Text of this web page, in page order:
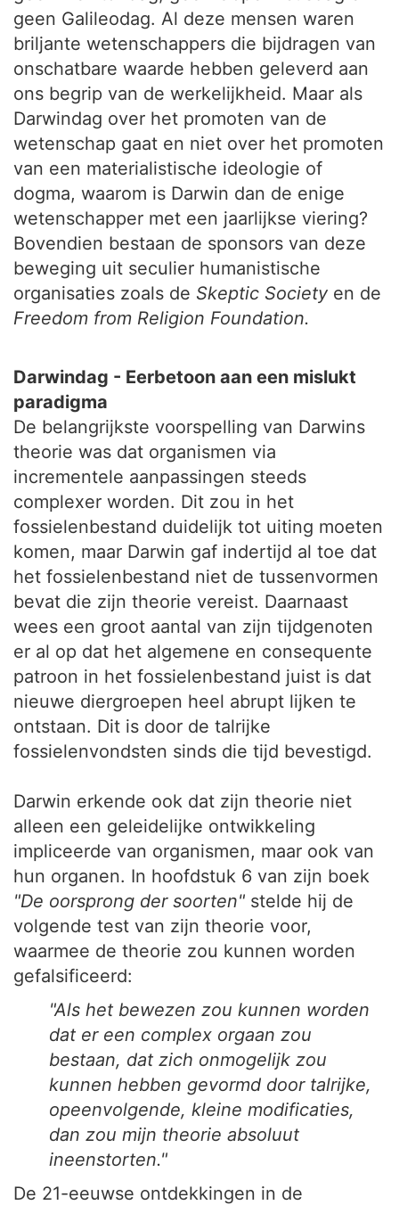
geen Galileodag. Al deze mensen waren
briljante wetenschappers die bijdragen van
onschatbare waarde hebben geleverd aan
ons begrip van de werkelijkheid. Maar als
Darwindag over het promoten van de
wetenschap gaat en niet over het promoten
van een materialistische ideologie of
dogma, waarom is Darwin dan de enige
wetenschapper met een jaarlijkse viering?
Bovendien bestaan de sponsors van deze
beweging uit seculier humanistische
organisaties zoals de Skeptic Society en de
Freedom from Religion Foundation.
Darwindag - Eerbetoon aan een mislukt
paradigma
De belangrijkste voorspelling van Darwins
theorie was dat organismen via
incrementele aanpassingen steeds
complexer worden. Dit zou in het
fossielenbestand duidelijk tot uiting moeten
komen, maar Darwin gaf indertijd al toe dat
het fossielenbestand niet de tussenvormen
bevat die zijn theorie vereist. Daarnaast
wees een groot aantal van zijn tijdgenoten
er al op dat het algemene en consequente
patroon in het fossielenbestand juist is dat
nieuwe diergroepen heel abrupt lijken te
ontstaan. Dit is door de talrijke
fossielenvondsten sinds die tijd bevestigd.
Darwin erkende ook dat zijn theorie niet
alleen een geleidelijke ontwikkeling
impliceerde van organismen, maar ook van
hun organen. In hoofdstuk 6 van zijn boek
"De oorsprong der soorten" stelde hij de
volgende test van zijn theorie voor,
waarmee de theorie zou kunnen worden
gefalsificeerd:
"Als het bewezen zou kunnen worden
dat er een complex orgaan zou
bestaan, dat zich onmogelijk zou
kunnen hebben gevormd door talrijke,
opeenvolgende, kleine modificaties,
dan zou mijn theorie absoluut
ineenstorten."
De 21-eeuwse ontdekkingen in de